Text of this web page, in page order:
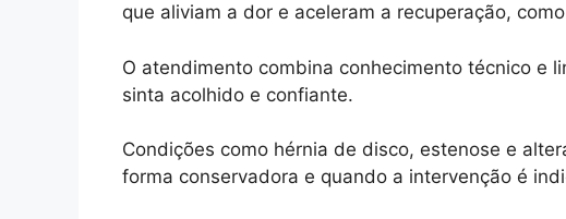
que aliviam a dor e aceleram a recuperação,
O atendimento combina conhecimento técnico e
sinta acolhido e confiante.
Condições como hérnia de disco, estenose e
forma conservadora e quando a intervenção é